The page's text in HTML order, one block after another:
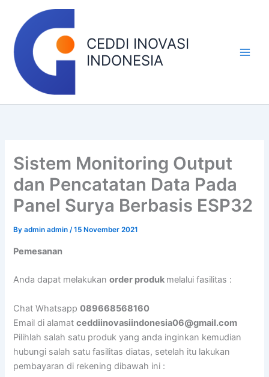
content
CEDDI INOVASI
INDONESIA
Sistem Monitoring Output
dan Pencatatan Data Pada
Panel Surya Berbasis ESP32
Byadmin admin/15 November 2021
Pemesanan
Anda dapat melakukanorder produk melalui fasilitas :
Chat Whatsapp089668568160
Email di alamatceddiinovasiindonesia06@gmail.com
Pilihlah salah satu produk yang anda inginkan kemudian
hubungi salah satu fasilitas diatas, setelah itu lakukan
pembayaran di rekening dibawah ini :